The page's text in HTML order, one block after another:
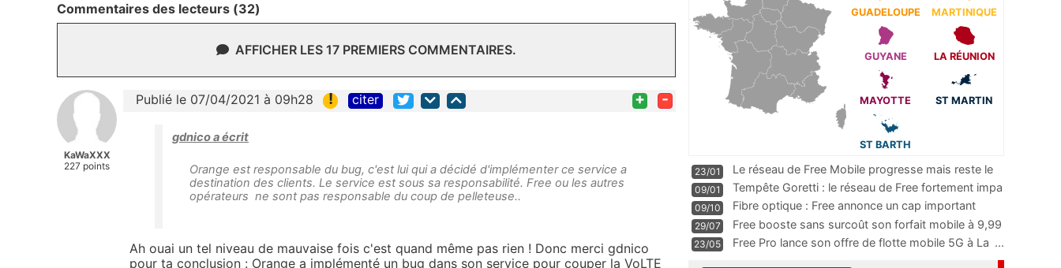
Commentaires des lecteurs (32)
AFFICHER LES 17 PREMIERS COMMENTAIRES.
KaWaXXX
227 points
Publié le 07/04/2021 à 09h28 ! citer + -
gdnico a écrit
Orange est responsable du bug, c'est lui qui a décidé d'implémenter ce service a
destination des clients. Le service est sous sa responsabilité. Free ou les autres
opérateurs ne sont pas responsable du coup de pelleteuse..
Ah ouai un tel niveau de mauvaise fois c'est quand même pas rien ! Donc merci gdnico
pour ta conclusion : Orange a implémenté un bug dans son service pour couper la VoLTE
GUADELOUPE MARTINIQUE
GUYANE LA RÉUNION
MAYOTTE ST MARTIN
ST BARTH
23/01
Le réseau de Free Mobile progresse mais reste le
m
...
09/01
Tempête Goretti : le réseau de Free fortement impa
09/10
Fibre optique : Free annonce un cap important
pass
...
29/07
Free booste sans surcoût son forfait mobile à 9,99
23/05 Free Pro lance son offre de flotte mobile 5G à La ...